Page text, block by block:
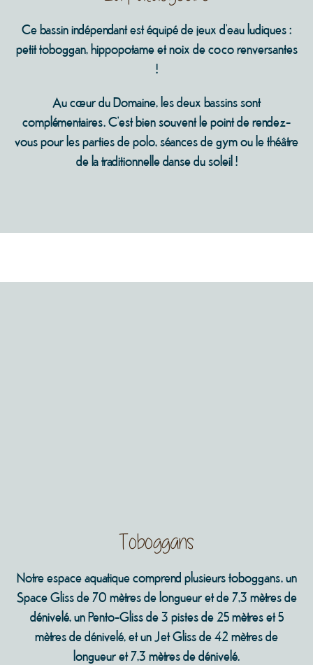
Ce bassin indépendant est équipé de jeux d’eau ludiques :
petit toboggan, hippopotame et noix de coco renversantes
!
Au cœur du Domaine, les deux bassins sont
complémentaires. C’est bien souvent le point de rendez-
vous pour les parties de polo, séances de gym ou le théâtre
de la traditionnelle danse du soleil !
Toboggans
Notre espace aquatique comprend plusieurs toboggans, un
Space Gliss de 70 mètres de longueur et de 7,3 mètres de
dénivelé, un Pento-Gliss de 3 pistes de 25 mètres et 5
mètres de dénivelé, et un Jet Gliss de 42 mètres de
longueur et 7,3 mètres de dénivelé.